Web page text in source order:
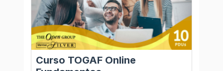
Curso TOGAF Online